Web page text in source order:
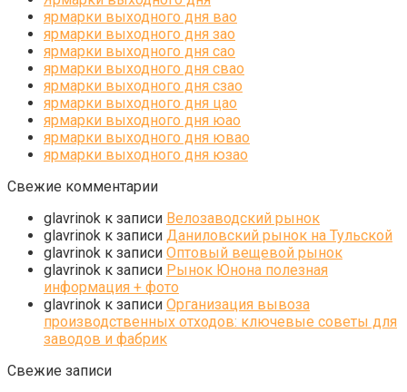
ярмарки выходного дня вао
ярмарки выходного дня зао
ярмарки выходного дня сао
ярмарки выходного дня свао
ярмарки выходного дня сзао
ярмарки выходного дня цао
ярмарки выходного дня юао
ярмарки выходного дня ювао
ярмарки выходного дня юзао
Свежие комментарии
glavrinok к записи Велозаводский рынок
glavrinok к записи Даниловский рынок на Тульской
glavrinok к записи Оптовый вещевой рынок
glavrinok к записи Рынок Юнона полезная
информация + фото
glavrinok к записи Организация вывоза
производственных отходов: ключевые советы для
заводов и фабрик
Свежие записи